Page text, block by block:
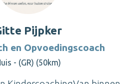
Pijpker
en Opvoedingscoach
- (GR) (50km)